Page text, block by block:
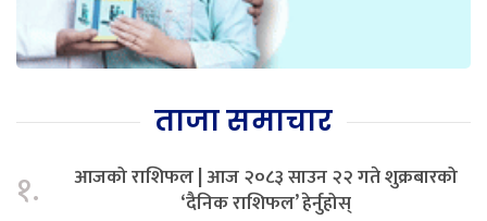
ताजा समाचार
१.
आजको राशिफल | आज २०८३ साउन २२ गते शुक्रबारको
‘दैनिक राशिफल’ हेर्नुहोस्